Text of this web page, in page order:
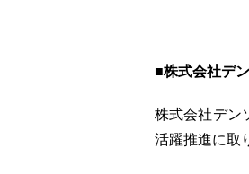
■株式会社デ
株式会社デン
活躍推進に取